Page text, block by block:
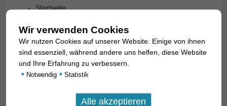
Startseite
Wir über uns
Fische gesucht
Leistungen
Wir verwenden Cookies
Wir nutzen Cookies auf unserer Website. Einige von ihnen
sind essenziell, während andere uns helfen, diese Website
und Ihre Erfahrung zu verbessern.
• Notwendig • Statistik